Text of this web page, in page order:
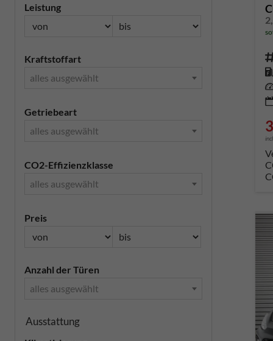
Leistung
Kraftstoffart
alles ausgewählt
Getriebeart
alles ausgewählt
CO2-Effizienzklasse
alles ausgewählt
Preis
Anzahl der Türen
alles ausgewählt
Ausstattung